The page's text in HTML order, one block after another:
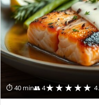
⏱ 40 min👥 4★★★★★